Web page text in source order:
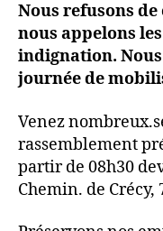
Nous refusons
nous appelons
indignation.
journée de
Venez
rassemblement
partir de 08h30
Chemin. de